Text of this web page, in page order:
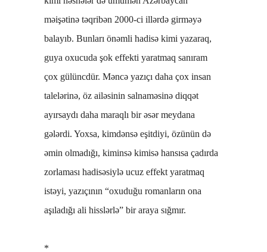
məişətinə təqribən 2000-ci illərdə girməyə
balayıb. Bunları önəmli hadisə kimi yazaraq,
guya oxucuda şok effekti yaratmaq sanıram
çox gülüncdür. Məncə yazıçı daha çox insan
talelərinə, öz ailəsinin salnaməsinə diqqət
ayırsaydı daha maraqlı bir əsər meydana
gələrdi. Yoxsa, kimdənsə eşitdiyi, özünün də
əmin olmadığı, kiminsə kimisə hansısa çadırda
zorlaması hadisəsiylə ucuz effekt yaratmaq
istəyi, yazıçının “oxuduğu romanların ona
aşıladığı ali hisslərlə” bir araya sığmır.
*